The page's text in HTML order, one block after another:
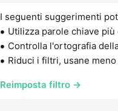
I seguenti suggerimenti
Utilizza parole chiave
Controlla l'ortografia
Riduci i filtri, usane meno
Reimposta filtro →